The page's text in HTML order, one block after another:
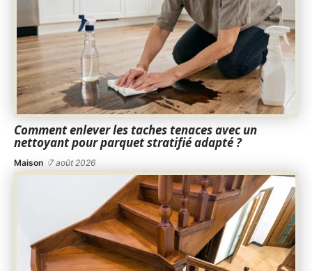
Comment enlever les taches tenaces avec un
nettoyant pour parquet stratifié adapté ?
Maison 7 août 2026